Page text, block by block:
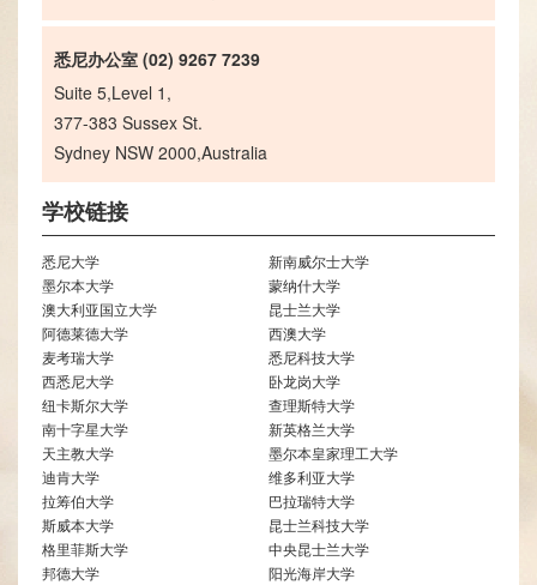
悉尼办公室 (02) 9267 7239
Suite 5,Level 1,
377-383 Sussex St.
Sydney NSW 2000,Australia
学校链接
悉尼大学
新南威尔士大学
墨尔本大学
蒙纳什大学
澳大利亚国立大学
昆士兰大学
阿德莱德大学
西澳大学
麦考瑞大学
悉尼科技大学
西悉尼大学
卧龙岗大学
纽卡斯尔大学
查理斯特大学
南十字星大学
新英格兰大学
天主教大学
墨尔本皇家理工大学
迪肯大学
维多利亚大学
拉筹伯大学
巴拉瑞特大学
斯威本大学
昆士兰科技大学
格里菲斯大学
中央昆士兰大学
邦德大学
阳光海岸大学